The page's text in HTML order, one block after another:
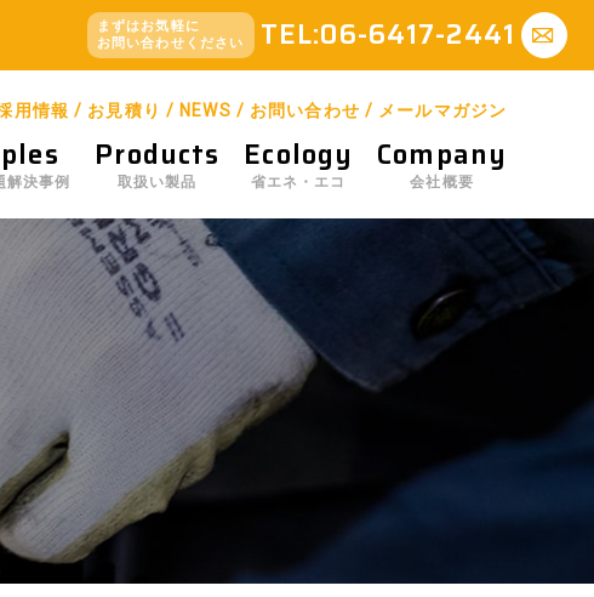
まずはお気軽に
お問い合わせください
TEL:06-6417-2441
用情報 / お見積り / NEWS / お問い合わせ / メールマガジン
解決事例
Products
取扱い製品
Ecology
省エネ・エコ
Company
会社概要